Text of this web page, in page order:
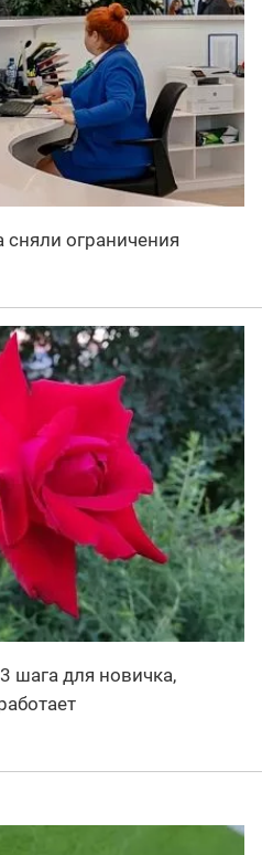
сняли ограничения
шага для новичка,